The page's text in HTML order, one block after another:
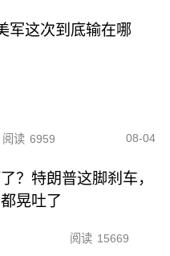
军这次到底输在哪
阅读 6959 08-04
？特朗普这脚刹车，
晃吐了
阅读 15669